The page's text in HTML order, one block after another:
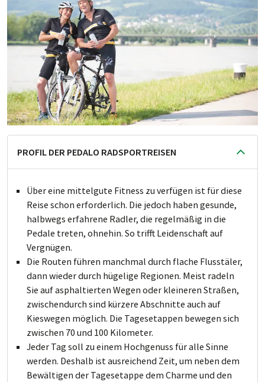
PROFIL DER PEDALO RADSPORTREISEN
Über eine mittelgute Fitness zu verfügen ist für diese
Reise schon erforderlich. Die jedoch haben gesunde,
halbwegs erfahrene Radler, die regelmäßig in die
Pedale treten, ohnehin. So trifft Leidenschaft auf
Vergnügen.
Die Routen führen manchmal durch flache Flusstäler,
dann wieder durch hügelige Regionen. Meist radeln
Sie auf asphaltierten Wegen oder kleineren Straßen,
zwischendurch sind kürzere Abschnitte auch auf
Kieswegen möglich. Die Tagesetappen bewegen sich
zwischen 70 und 100 Kilometer.
Jeder Tag soll zu einem Hochgenuss für alle Sinne
werden. Deshalb ist ausreichend Zeit, um neben dem
Bewältigen der Tagesetappe dem Charme und den